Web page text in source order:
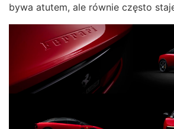
bywa atutem, ale równie często